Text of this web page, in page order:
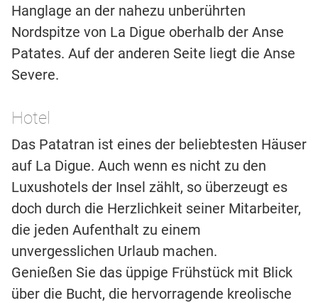
Hanglage an der nahezu unberührten
Nordspitze von La Digue oberhalb der Anse
Patates. Auf der anderen Seite liegt die Anse
Severe.
Hotel
Das Patatran ist eines der beliebtesten Häuser
auf La Digue. Auch wenn es nicht zu den
Luxushotels der Insel zählt, so überzeugt es
doch durch die Herzlichkeit seiner Mitarbeiter,
die jeden Aufenthalt zu einem
unvergesslichen Urlaub machen.
Genießen Sie das üppige Frühstück mit Blick
über die Bucht, die hervorragende kreolische